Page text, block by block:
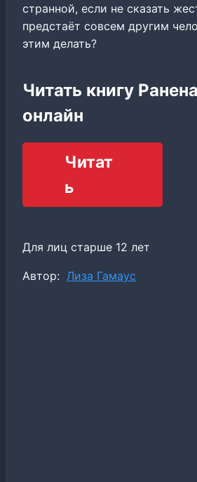
странной, если не сказать
предстаёт совсем другим
этим делать?
Читать книгу
онлайн
Читат
ь
Для лиц старше 12 лет
Метки
Автор: Лиза Гамаус